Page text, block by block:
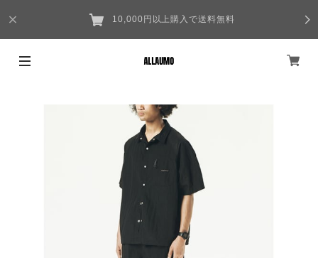
10,000円以上購入で送料無料